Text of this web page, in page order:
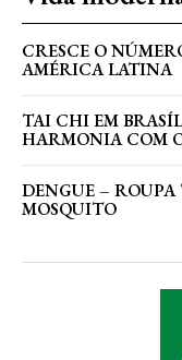
CRESCE O
AMÉRICA LATINA
TAI CHI EM
HARMONIA COM
DENGUE –
MOSQUITO